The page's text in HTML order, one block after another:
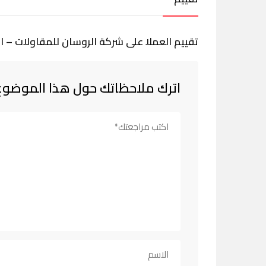
تقييم العملا على شركة الروسان للمقاولات –
اترك ملاحظاتك حول هذا